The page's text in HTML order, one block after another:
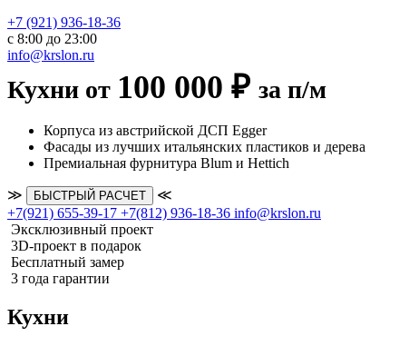
+7 (921) 936-18-36
с 8:00 до 23:00
info@krslon.ru
Кухни от 100 000 ₽ за п/м
Корпуса из австрийской ДСП Egger
Фасады из лучших итальянских пластиков и дерева
Премиальная фурнитура Blum и Hettich
≫ БЫСТРЫЙ РАСЧЕТ
≪
+7(921) 655-39-17 +7(812) 936-18-36 info@krslon.ru
Эксклюзивный проект
3D-проект в подарок
Бесплатный замер
3 года гарантии
Кухни